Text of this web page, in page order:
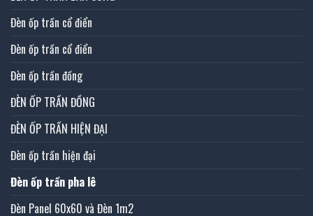
Đèn ốp trần cổ điển
Đèn ốp trần cổ điển
Đèn ốp trần đồng
ĐÈN ỐP TRẦN ĐỒNG
ĐÈN ỐP TRẦN HIỆN ĐẠI
Đèn ốp trần hiện đại
Đèn ốp trần pha lê
Đèn Panel 60x60 và Đèn 1m2